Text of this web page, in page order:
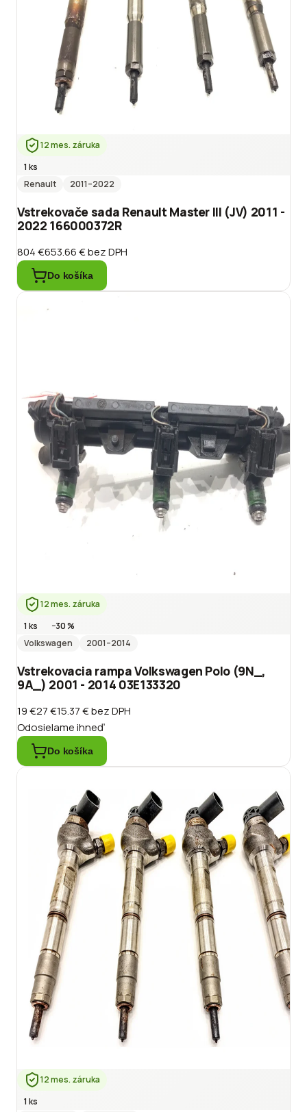
12 mes. záruka
1 ks
Renault
2011–2022
Vstrekovače sada Renault Master III (JV) 2011 -
2022 166000372R
804 €653.66 €bez DPH
Do košíka
12 mes. záruka
1 ks
−30%
Volkswagen
2001–2014
Vstrekovacia rampa Volkswagen Polo (9N_,
9A_) 2001 - 2014 03E133320
19 €27 €15.37 €bez DPH
Odosielame ihneď
Do košíka
12 mes. záruka
1 ks